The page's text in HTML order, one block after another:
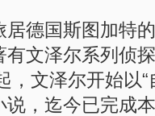
国斯图加特的
有文泽尔系列侦
文泽尔开始以“
说，迄今已完成